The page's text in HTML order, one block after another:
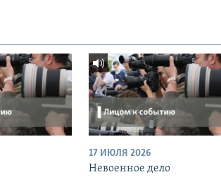
17 ИЮЛЯ 2026
Невоенное дело